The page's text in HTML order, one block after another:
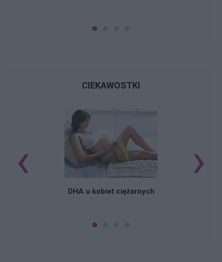
CIEKAWOSTKI
DHA u kobiet ciężarnych
‹ ›